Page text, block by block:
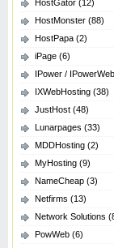
HostGator (12)
HostMonster (88)
HostPapa (2)
iPage (6)
IPower / IPowerWeb
IXWebHosting (38)
JustHost (48)
Lunarpages (33)
MDDHosting (2)
MyHosting (9)
NameCheap (3)
Netfirms (13)
Network Solutions
PowWeb (6)